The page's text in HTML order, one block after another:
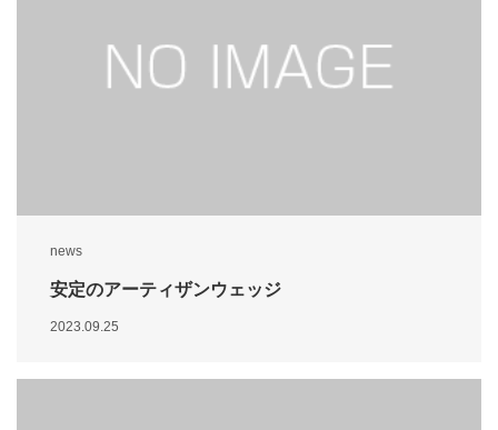
news
安定のアーティザンウェッジ
2023.09.25